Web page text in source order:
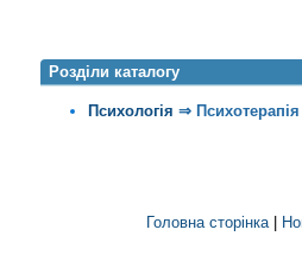
Розділи каталогу
Психологія ⇒ Психотерапія
Головна сторінка|